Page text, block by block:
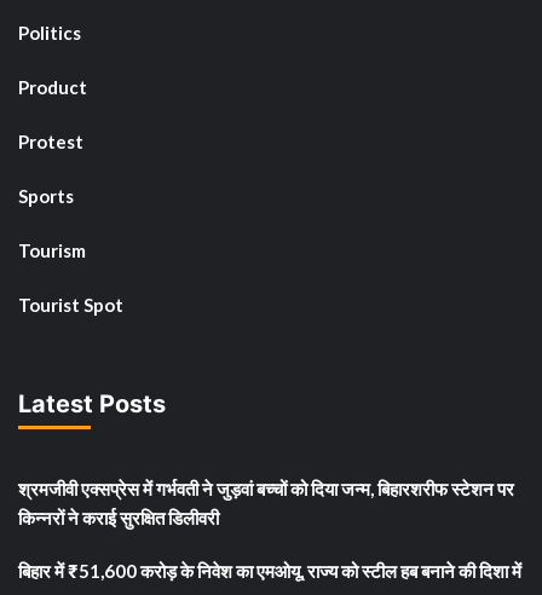
Politics
Product
Protest
Sports
Tourism
Tourist Spot
Latest Posts
श्रमजीवी एक्सप्रेस में गर्भवती ने जुड़वां बच्चों को दिया जन्म, बिहारशरीफ स्टेशन पर
किन्नरों ने कराई सुरक्षित डिलीवरी
बिहार में ₹51,600 करोड़ के निवेश का एमओयू, राज्य को स्टील हब बनाने की दिशा में